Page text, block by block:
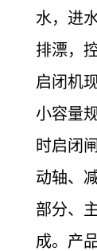
水，进
排漂，
启闭机
小容量
时启闭
动轴、
部分、
成。产